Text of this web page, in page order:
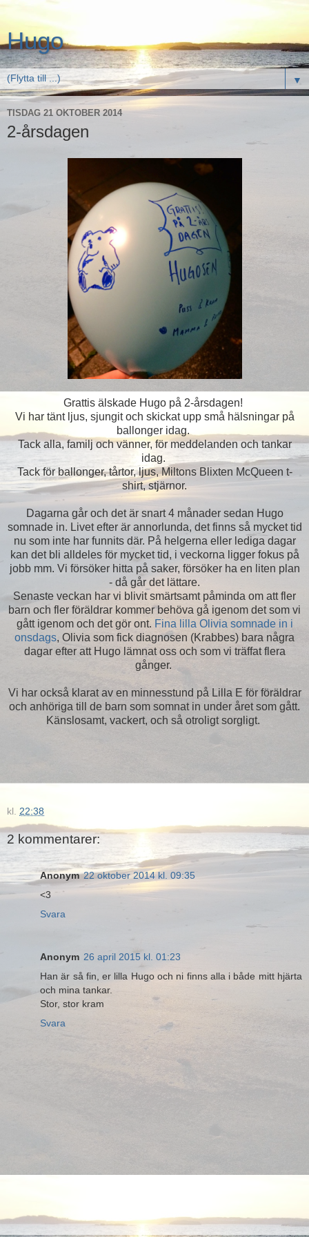
Hugo
▼
TISDAG 21 OKTOBER 2014
2-årsdagen
Grattis älskade Hugo på 2-årsdagen!
Vi har tänt ljus, sjungit och skickat upp små hälsningar på
ballonger idag.
Tack alla, familj och vänner, för meddelanden och tankar
idag.
Tack för ballonger, tårtor, ljus, Miltons Blixten McQueen t-
shirt, stjärnor.
Dagarna går och det är snart 4 månader sedan Hugo
somnade in. Livet efter är annorlunda, det finns så mycket tid
nu som inte har funnits där. På helgerna eller lediga dagar
kan det bli alldeles för mycket tid, i veckorna ligger fokus på
jobb mm. Vi försöker hitta på saker, försöker ha en liten plan
- då går det lättare.
Senaste veckan har vi blivit smärtsamt påminda om att fler
barn och fler föräldrar kommer behöva gå igenom det som vi
gått igenom och det gör ont. Fina lilla Olivia somnade in i
onsdags, Olivia som fick diagnosen (Krabbes) bara några
dagar efter att Hugo lämnat oss och som vi träffat flera
gånger.
Vi har också klarat av en minnesstund på Lilla E för föräldrar
och anhöriga till de barn som somnat in under året som gått.
Känslosamt, vackert, och så otroligt sorgligt.
kl. 22:38
2 kommentarer:
Anonym 22 oktober 2014 kl. 09:35
<3
Svara
Anonym 26 april 2015 kl. 01:23
Han är så fin, er lilla Hugo och ni finns alla i både mitt hjärta
och mina tankar.
Stor, stor kram
Svara